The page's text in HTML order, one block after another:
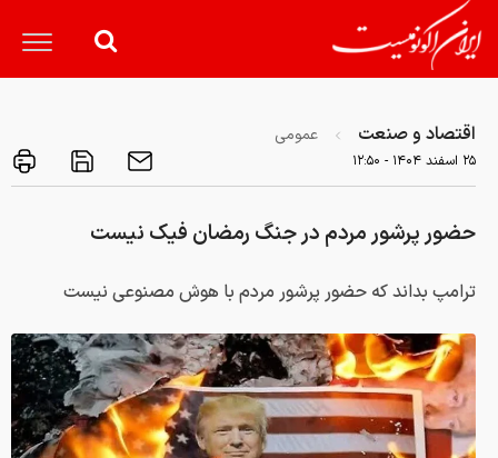
اقتصاد و صنعت عمومی
۲۵ اسفند ۱۴۰۴ - ۱۲:۵۰
حضور پرشور مردم در جنگ رمضان فیک نیست
ترامپ بداند که حضور پرشور مردم با هوش مصنوعی نیست